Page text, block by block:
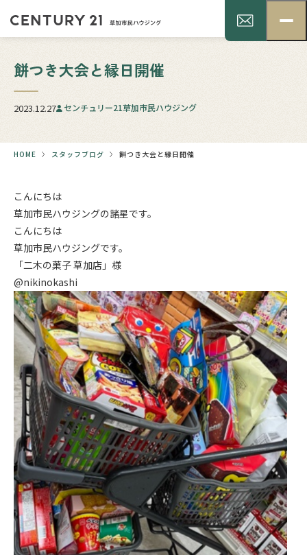
餅つき大会と縁日開催
2023.12.27 センチュリー21草加市民ハウジング
HOME スタッフブログ 餅つき大会と縁日開催
こんにちは
草加市民ハウジングの諸星です。
こんにちは
草加市民ハウジングです。
「二木の菓子 草加店」様
@nikinokashi